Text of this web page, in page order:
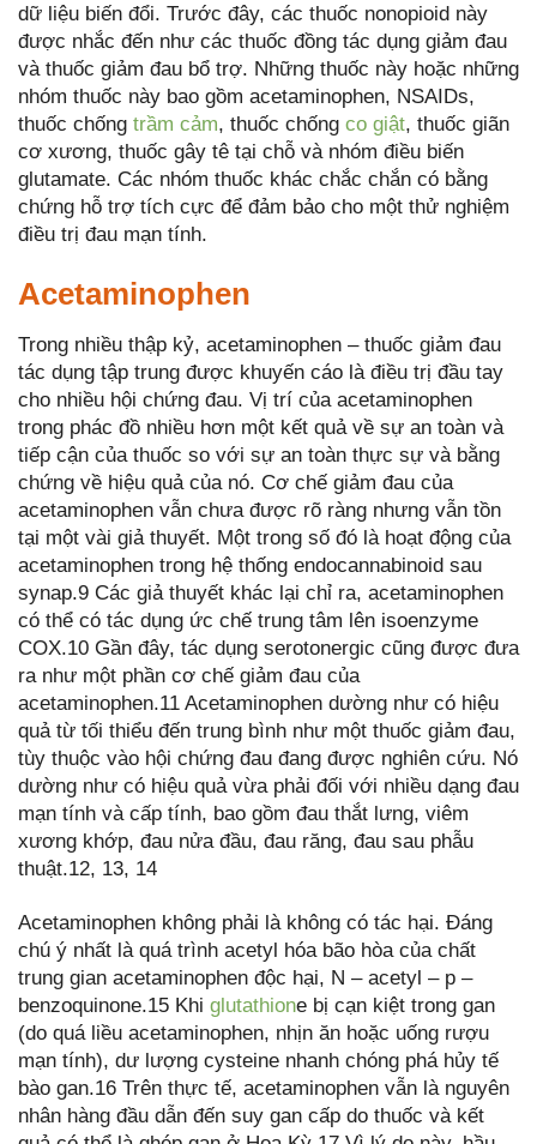
dữ liệu biến đổi. Trước đây, các thuốc nonopioid này
được nhắc đến như các thuốc đồng tác dụng giảm đau
và thuốc giảm đau bổ trợ. Những thuốc này hoặc những
nhóm thuốc này bao gồm acetaminophen, NSAIDs,
thuốc chống trầm cảm, thuốc chống co giật, thuốc giãn
cơ xương, thuốc gây tê tại chỗ và nhóm điều biến
glutamate. Các nhóm thuốc khác chắc chắn có bằng
chứng hỗ trợ tích cực để đảm bảo cho một thử nghiệm
điều trị đau mạn tính.
Acetaminophen
Trong nhiều thập kỷ, acetaminophen – thuốc giảm đau
tác dụng tập trung được khuyến cáo là điều trị đầu tay
cho nhiều hội chứng đau. Vị trí của acetaminophen
trong phác đồ nhiều hơn một kết quả về sự an toàn và
tiếp cận của thuốc so với sự an toàn thực sự và bằng
chứng về hiệu quả của nó. Cơ chế giảm đau của
acetaminophen vẫn chưa được rõ ràng nhưng vẫn tồn
tại một vài giả thuyết. Một trong số đó là hoạt động của
acetaminophen trong hệ thống endocannabinoid sau
synap.9 Các giả thuyết khác lại chỉ ra, acetaminophen
có thể có tác dụng ức chế trung tâm lên isoenzyme
COX.10 Gần đây, tác dụng serotonergic cũng được đưa
ra như một phần cơ chế giảm đau của
acetaminophen.11 Acetaminophen dường như có hiệu
quả từ tối thiểu đến trung bình như một thuốc giảm đau,
tùy thuộc vào hội chứng đau đang được nghiên cứu. Nó
dường như có hiệu quả vừa phải đối với nhiều dạng đau
mạn tính và cấp tính, bao gồm đau thắt lưng, viêm
xương khớp, đau nửa đầu, đau răng, đau sau phẫu
thuật.12, 13, 14
Acetaminophen không phải là không có tác hại. Đáng
chú ý nhất là quá trình acetyl hóa bão hòa của chất
trung gian acetaminophen độc hại, N – acetyl – p –
benzoquinone.15 Khi glutathione bị cạn kiệt trong gan
(do quá liều acetaminophen, nhịn ăn hoặc uống rượu
mạn tính), dư lượng cysteine nhanh chóng phá hủy tế
bào gan.16 Trên thực tế, acetaminophen vẫn là nguyên
nhân hàng đầu dẫn đến suy gan cấp do thuốc và kết